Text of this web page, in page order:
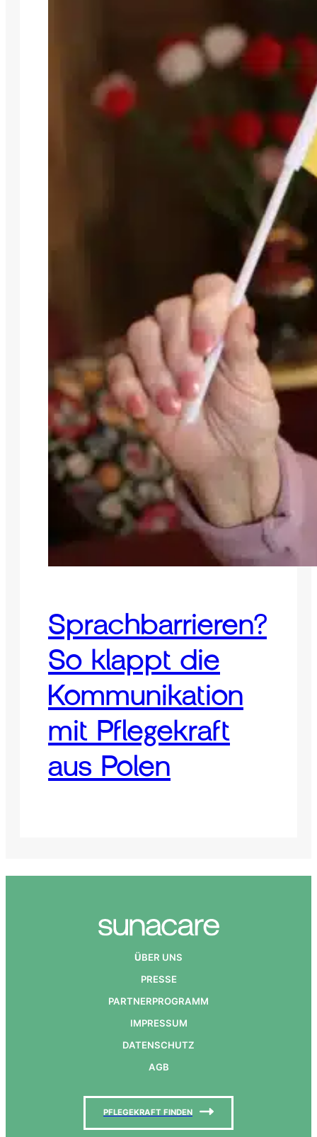
Sprachbarrieren?
So klappt die
Kommunikation
mit Pflegekraft
aus Polen
ÜBER UNS
PRESSE
PARTNERPROGRAMM
IMPRESSUM
DATENSCHUTZ
AGB
PFLEGEKRAFT FINDEN